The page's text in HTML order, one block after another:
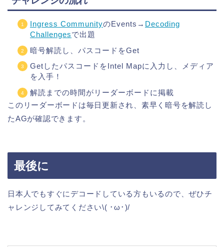
Ingress CommunityのEvents→ Decoding
Challengesで出題
暗号解読し、パスコードをGet
GetしたパスコードをIntel Mapに入力し、メディア
を入手！
解読までの時間がリーダーボードに掲載
このリーダーボードは毎日更新され、素早く暗号を解読し
たAGが確認できます。
最後に
日本人でもすぐにデコードしている方もいるので、ぜひチ
ャレンジしてみてください\( ･ω･)/